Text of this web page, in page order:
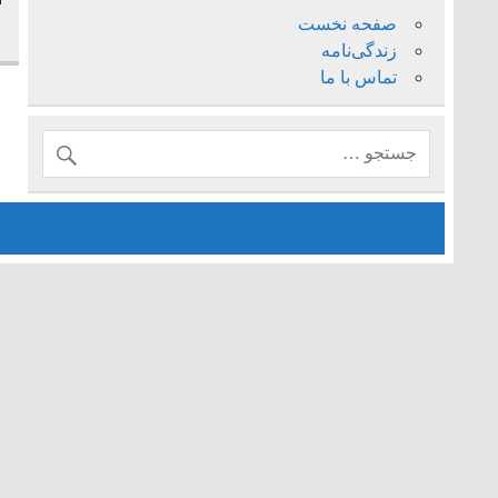
صفحه نخست
زندگی‌نامه
تماس با ما